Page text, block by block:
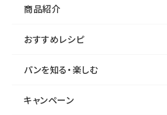
商品紹介
おすすめレシピ
パンを知る・楽しむ
キャンペーン